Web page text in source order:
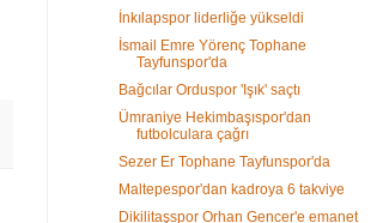
İnkılapspor liderliğe yükseldi
İsmail Emre Yörenç Tophane
Tayfunspor'da
Bağcılar Orduspor 'Işık' saçtı
Ümraniye Hekimbaşıspor'dan
futbolculara çağrı
Sezer Er Tophane Tayfunspor'da
Maltepespor'dan kadroya 6 takviye
Dikilitaşspor Orhan Gencer'e emanet